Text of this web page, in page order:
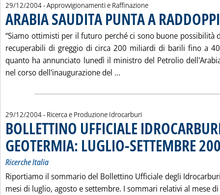
29/12/2004- Approvvigionamenti e Raffinazione
ARABIA SAUDITA PUNTA A
“Siamo ottimisti per il futuro perché ci sono buone possibilità
recuperabili di greggio di circa 200 miliardi di barili fino a
quanto ha annunciato lunedì il ministro del Petrolio
nel corso dell'inaugurazione del ...
29/12/2004- Ricerca e Produzione Idrocarburi
BOLLETTINO UFFICIALE
GEOTERMIA: LUGLIO-SETTEMBRE
Ricerche Italia
Riportiamo il sommario del Bollettino Ufficiale degli
mesi di luglio, agosto e settembre. I sommari relativi al mese